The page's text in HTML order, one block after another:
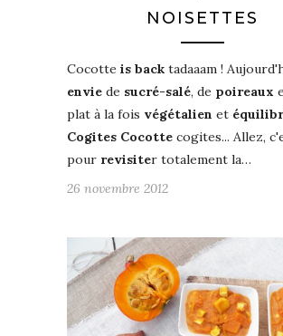
NOISETTES
Cocotte is back tadaaam !
envie de sucré-salé, de poireaux
plat à la fois végétalien et
Cogites Cocotte cogites... Allez,
pour revisiter totalement la…
26 novembre 2012